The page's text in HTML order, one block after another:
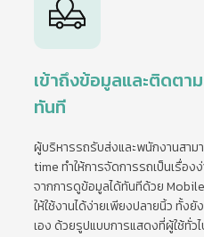
เข้าถึงข้อมูลและติดต
ทันที
ผู้บริหารรถรับส่งและพนักงานสาม
time ทำให้การจัดการรถเป็นเรื่อ
จากการดูข้อมูลได้ทันทีด้วย
ให้ใช้งานได้ง่ายเพียงปลายนิ้ว ทั้ง
เอง ด้วยรูปแบบการแสดงที่ผู้ใช้ทั่วไ